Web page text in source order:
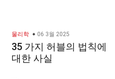
물리학 06 3월 2025
35 가지 허블의 법칙에
대한 사실